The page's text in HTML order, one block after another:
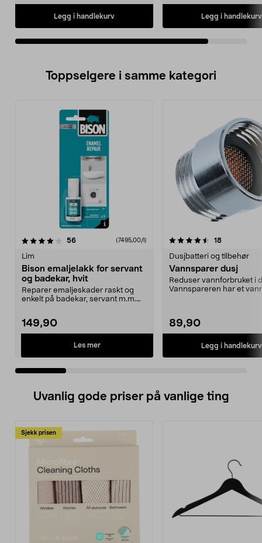
Legg i handlekurv Legg i handlekurv
Toppselgere i samme kategori
56anmeldelser(7495,00/l)
Lim
Bison emaljelakk for servant
og badekar, hvit
Reparer emaljeskader raskt og
enkelt på badekar, servant m.m.
149,90
Les mer
4.5 av 5 stjerner 18anmeldelser
Dusjbatteri og tilbehør
Vannsparer dusj
Reduser vannforbruket i
Vannspareren har et
89,90
Legg i handlekurv
4.5 av 5 stjerner
Uvanlig gode priser på vanlige ting
Sjekk prisen